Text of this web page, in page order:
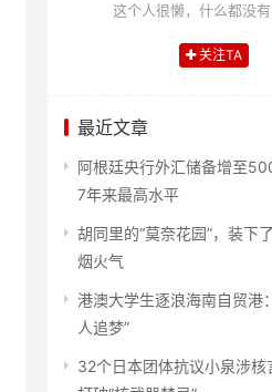
这个人很懒，什么都没
关注TA
最近文章
阿根廷央行外汇储备增至
7年来最高水平
胡同里的“莫奈花园”，装下
烟火气
港澳大学生逐浪海南自贸港
人追梦”
32个日本团体抗议小泉涉核